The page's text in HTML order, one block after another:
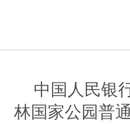
中国人民银
林国家公园普